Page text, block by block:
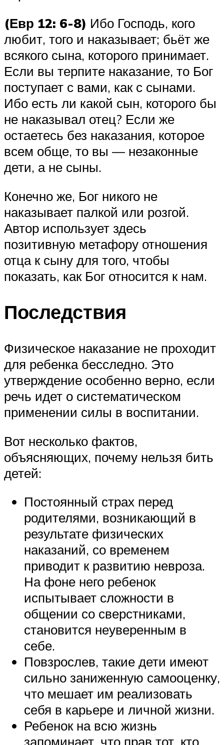
(Евр 12: 6-8) Ибо Господь, кого
любит, того и наказывает; бьёт же
всякого сына, которого принимает.
Если вы терпите наказание, то Бог
поступает с вами, как с сынами.
Ибо есть ли какой сын, которого бы
не наказывал отец? Если же
остаетесь без наказания, которое
всем обще, то вы — незаконные
дети, а не сыны.
Конечно же, Бог никого не
наказывает палкой или розгой.
Автор использует здесь
позитивную метафору отношения
отца к сыну для того, чтобы
показать, как Бог относится к нам.
Последствия
Физическое наказание не проходит
для ребенка бесследно. Это
утверждение особенно верно, если
речь идет о систематическом
применении силы в воспитании.
Вот несколько фактов,
объясняющих, почему нельзя бить
детей:
Постоянный страх перед
родителями, возникающий в
результате физических
наказаний, со временем
приводит к развитию невроза.
На фоне него ребенок
испытывает сложности в
общении со сверстниками,
становится неуверенным в
себе.
Повзрослев, такие дети имеют
сильно заниженную самооценку,
что мешает им реализовать
себя в карьере и личной жизни.
Ребенок на всю жизнь
запоминает, что прав тот, кто